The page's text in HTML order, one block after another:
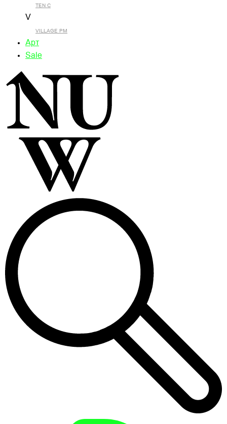
TEN C
V
VILLAGE PM
Арт
Sale